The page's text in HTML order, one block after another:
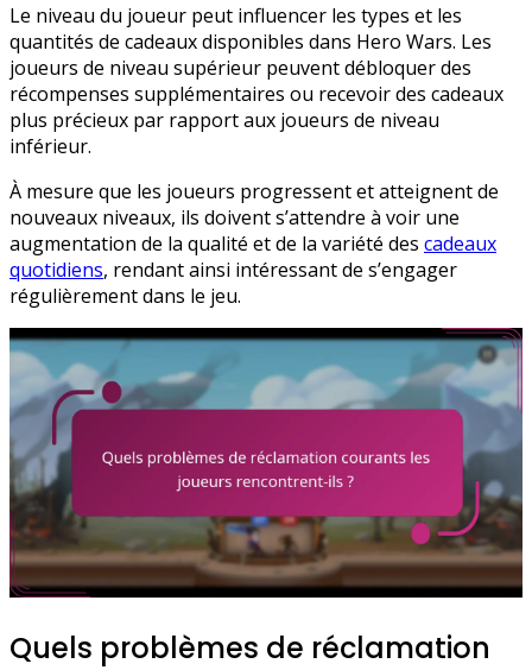
Le niveau du joueur peut influencer les types et les
quantités de cadeaux disponibles dans Hero Wars. Les
joueurs de niveau supérieur peuvent débloquer des
récompenses supplémentaires ou recevoir des cadeaux
plus précieux par rapport aux joueurs de niveau
inférieur.
À mesure que les joueurs progressent et atteignent de
nouveaux niveaux, ils doivent s’attendre à voir une
augmentation de la qualité et de la variété des cadeaux
quotidiens, rendant ainsi intéressant de s’engager
régulièrement dans le jeu.
Quels problèmes de réclamation